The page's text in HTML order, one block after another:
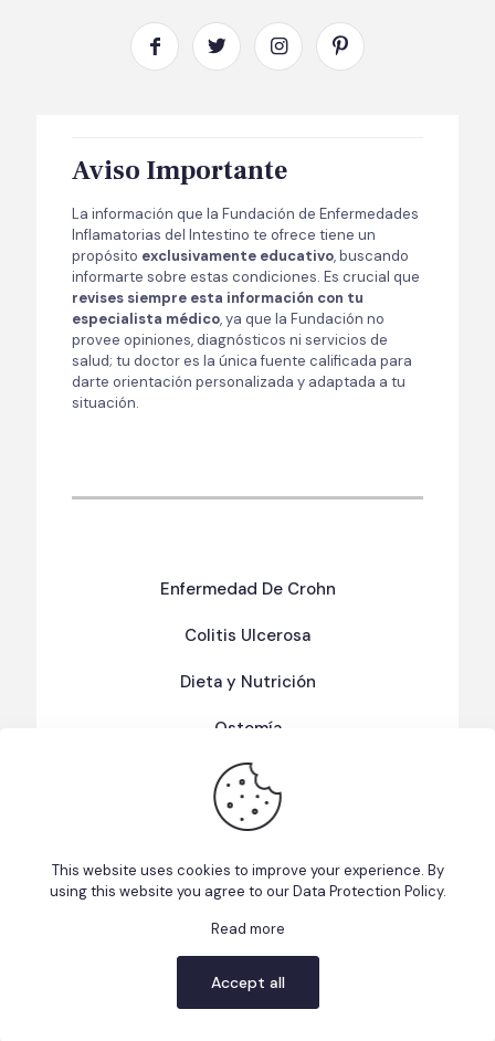
Aviso Importante
La información que la Fundación de Enfermedades
Inflamatorias del Intestino te ofrece tiene un
propósito exclusivamente educativo, buscando
informarte sobre estas condiciones. Es crucial que
revises siempre esta información con tu
especialista médico, ya que la Fundación no
provee opiniones, diagnósticos ni servicios de
salud; tu doctor es la única fuente calificada para
darte orientación personalizada y adaptada a tu
situación.
Enfermedad De Crohn
Colitis Ulcerosa
Dieta y Nutrición
Ostomía
Términos Y Condiciones De Uso
Política de Privacidad
Axion Marketing Agency&
This website uses cookies to improve your experience. By
using this website you agree to ourData Protection Policy.
Read more
Accept all
This website uses cookies to improve your experience. We'll
assume you're ok with this, but you can opt-out if you wish.
Cookie settings
ACCEPT